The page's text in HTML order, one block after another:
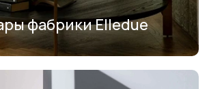
фабрики Elledue